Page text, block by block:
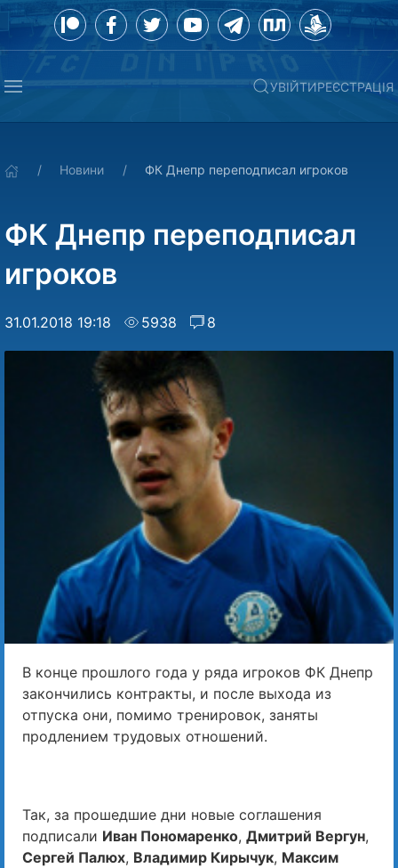
УВІЙТИРЕЄСТРАЦІЯ
Новини ФК Днепр переподписал игроков
ФК Днепр переподписал
игроков
31.01.2018 19:18 5938 8
В конце прошлого года у ряда игроков ФК Днепр
закончились контракты, и после выхода из
отпуска они, помимо тренировок, заняты
продлением трудовых отношений.
Так, за прошедшие дни новые соглашения
подписали Иван Пономаренко, Дмитрий Вергун,
Сергей Палюх, Владимир Кирычук, Максим